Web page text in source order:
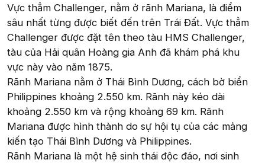
Vực thẳm Challenger, nằm ở rãnh Mariana, là điểm
sâu nhất từng được biết đến trên Trái Đất. Vực thẳm
Challenger được đặt tên theo tàu HMS Challenger,
tàu của Hải quân Hoàng gia Anh đã khám phá khu
vực này vào năm 1875.
Rãnh Mariana nằm ở Thái Bình Dương, cách bờ biển
Philippines khoảng 2.550 km. Rãnh này kéo dài
khoảng 2.550 km và rộng khoảng 69 km. Rãnh
Mariana được hình thành do sự hội tụ của các mảng
kiến tạo Thái Bình Dương và Philippines.
Rãnh Mariana là một hệ sinh thái độc đáo, nơi sinh